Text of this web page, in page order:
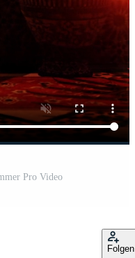
Pro Video
Folgen